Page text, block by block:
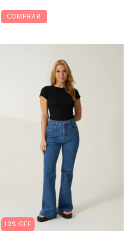
COMPRAR
10% OFF